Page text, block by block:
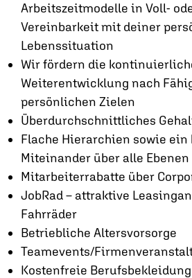
Arbeitszeitmodelle in Voll-
Vereinbarkeit mit deiner
Lebenssituation
Wir fördern die
Weiterentwicklung nach
persönlichen Zielen
Überdurchschnittliches
Flache Hierarchien sowie ein
Miteinander über alle
Mitarbeiterrabatte über
JobRad – attraktive
Fahrräder
Betriebliche Altersvorsorge
Teamevents/
Kostenfreie Berufsbekleidung